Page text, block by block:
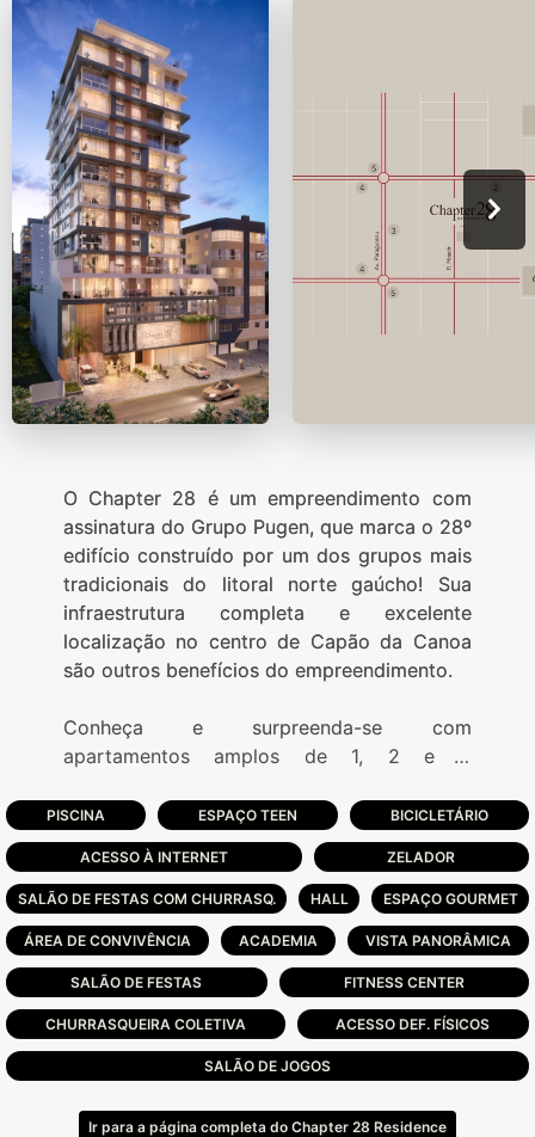
O Chapter 28 é um empreendimento com
assinatura do Grupo Pugen, que marca o 28º
edifício construído por um dos grupos mais
tradicionais do litoral norte gaúcho! Sua
infraestrutura completa e excelente
localização no centro de Capão da Canoa
são outros benefícios do empreendimento.
Conheça e surpreenda-se com
apartamentos amplos de 1, 2 e 3
Rooftop de tirar o folêgo.
O empreendimento tem opções com
números distintos de dormitórios, podendo
ser perfeito para uma grande família com
filhos, ou aquele casal apaixonado que
decidiu começar sua vida juntos...
Ótima localização em Capão da Canoa,
bairro Centro. A poucos metros do mar e de
PISCINA ESPAÇO TEEN BICICLETÁRIO
ACESSO À INTERNET ZELADOR
SALÃO DE FESTAS COM CHURRASQ. HALL ESPAÇO GOURMET
ÁREA DE CONVIVÊNCIA ACADEMIA VISTA PANORÂMICA
SALÃO DE FESTAS FITNESS CENTER
CHURRASQUEIRA COLETIVA ACESSO DEF. FÍSICOS
SALÃO DE JOGOS
Ir para a página completa do Chapter 28 Residence